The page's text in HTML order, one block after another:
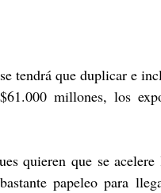
tendrá que duplicar e
millones, los
quieren que se
papeleo para